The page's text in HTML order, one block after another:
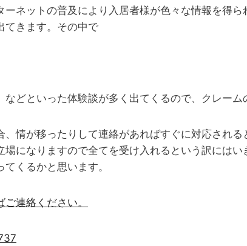
ネットの普及により入居者様が色々な情報を得
てきます。その中で
どといった体験談が多く出てくるので、クレーム
情が移ったりして連絡があればすぐに対応され
になりますので全てを受け入れるという訳には
くるかと思います。
連絡ください。